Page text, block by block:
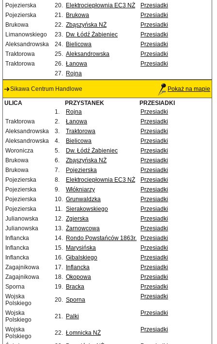
Pojezierska
20. Elektrociepłownia EC3 NŻ
Przesiadki
Pojezierska
21. Brukowa
Przesiadki
Brukowa
22. Zbąszyńska NŻ
Przesiadki
Limanowskiego
23. Dw. Łódź Żabieniec
Przesiadki
Aleksandrowska
24. Bielicowa
Przesiadki
Traktorowa
25. Aleksandrowska
Przesiadki
Traktorowa
26. Łanowa
Przesiadki
27. Rojna
Sikawa Centrum Handlowe Pokaż na mapie
ULICA PRZYSTANEK
PRZESIADKI
1.
Rojna
Przesiadki
Traktorowa
2. Łanowa
Przesiadki
Aleksandrowska
3. Traktorowa
Przesiadki
Aleksandrowska
4. Bielicowa
Przesiadki
Woronicza
5. Dw. Łódź Żabieniec
Przesiadki
Brukowa
6. Zbąszyńska NŻ
Przesiadki
Brukowa
7. Pojezierska
Przesiadki
Pojezierska
8. Elektrociepłownia EC3 NŻ
Przesiadki
Pojezierska
9. Włókniarzy
Przesiadki
Pojezierska
10. Grunwaldzka
Przesiadki
Pojezierska
11. Sierakowskiego
Przesiadki
Julianowska
12. Zgierska
Przesiadki
Julianowska
13. Żarnowcowa
Przesiadki
Inflancka
14. Rondo Powstańców 1863r.
Przesiadki
Inflancka
15. Marysińska
Przesiadki
Inflancka
16. Gibalskiego
Przesiadki
Zagajnikowa
17. Inflancka
Przesiadki
Zagajnikowa
18. Okopowa
Przesiadki
Sporna
19. Bracka
Przesiadki
Wojska
Polskiego
20. Sporna Przesiadki
Wojska
Polskiego
21. Palki Przesiadki
Wojska
Polskiego
22. Łomnicka NŻ Przesiadki